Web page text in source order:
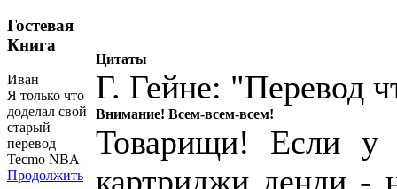
Гостевая
Книга
Иван
Я только что
доделал свой
старый
перевод
Tecmo NBA
Продолжить
Цитаты
Г. Гейне: "Перевод
Внимание! Всем-всем-всем!
Товарищи! Если у
картриджи денди -